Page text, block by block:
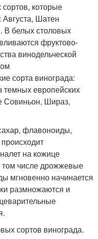
которые
Августа, Шатен
белых столовых
фруктово-
винодельческой
сорта винограда:
европейских
Совиньон, Шираз,
флавоноиды,
на кожице
том числе дрожжевые
мгновенно начинается
размножаются и
сортов винограда.